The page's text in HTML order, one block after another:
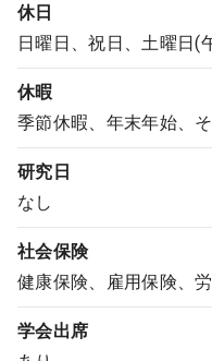
休日
日曜日、祝日、土曜日(
休暇
季節休暇、年末年始、
研究日
なし
社会保険
健康保険、雇用保険、
学会出席